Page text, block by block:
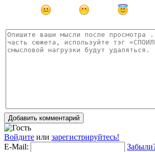
Добавить комментарий
Войдите или зарегистрируйтесь!
E-Mail: